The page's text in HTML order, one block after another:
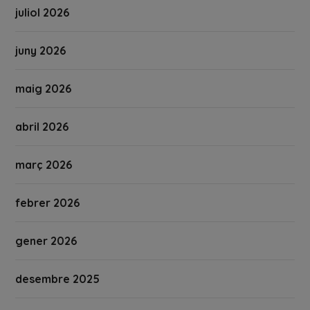
juliol 2026
juny 2026
maig 2026
abril 2026
març 2026
febrer 2026
gener 2026
desembre 2025